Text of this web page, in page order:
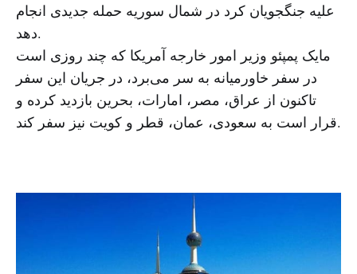
علیه جنگجویان کرد در شمال سوریه حمله جدیدی انجام
دهد.
مایک پمپئو وزیر امور خارجه آمریکا که چند روزی است
در سفر خاورمیانه به سر می‌برد، در جریان این سفر
تاکنون از عراق، مصر، امارات، بحرین بازدید کرده و
قرار است به سعودی، عمان، قطر و کویت نیز سفر کند.